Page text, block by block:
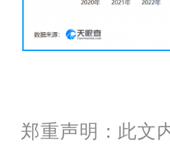
郑重声明：此文